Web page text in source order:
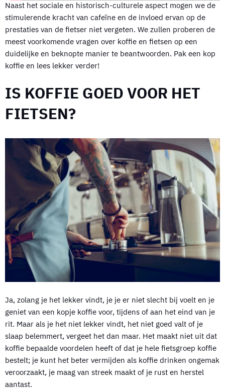
Naast het sociale en historisch-culturele aspect mogen we de
stimulerende kracht van cafeïne en de invloed ervan op de
prestaties van de fietser niet vergeten. We zullen proberen de
meest voorkomende vragen over koffie en fietsen op een
duidelijke en beknopte manier te beantwoorden. Pak een kop
koffie en lees lekker verder!
IS KOFFIE GOED VOOR HET
FIETSEN?
Ja, zolang je het lekker vindt, je je er niet slecht bij voelt en je
geniet van een kopje koffie voor, tijdens of aan het eind van je
rit. Maar als je het niet lekker vindt, het niet goed valt of je
slaap belemmert, vergeet het dan maar. Het maakt niet uit dat
koffie bepaalde voordelen heeft of dat je hele fietsgroep koffie
bestelt; je kunt het beter vermijden als koffie drinken ongemak
veroorzaakt, je maag van streek maakt of je rust en herstel
aantast.